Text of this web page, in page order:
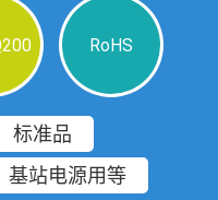
RoHS
标准品
基站电源用等